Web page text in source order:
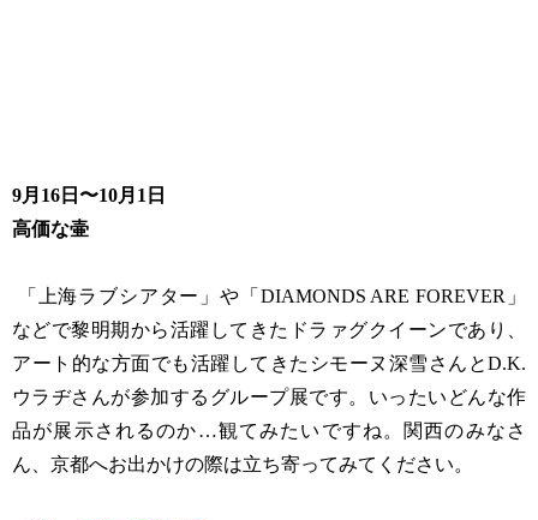
9月16日〜10月1日
高価な壷
「上海ラブシアター」や「DIAMONDS ARE FOREVER」
などで黎明期から活躍してきたドラァグクイーンであり、
アート的な方面でも活躍してきたシモーヌ深雪さんとD.K.
ウラヂさんが参加するグループ展です。いったいどんな作
品が展示されるのか…観てみたいですね。関西のみなさ
ん、京都へお出かけの際は立ち寄ってみてください。